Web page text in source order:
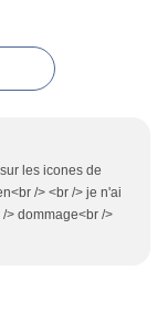
les icones de
/> <br /> je n'ai
> dommage<br />